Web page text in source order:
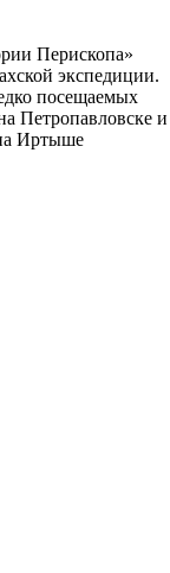
Перископа»
экспедиции.
посещаемых
Петропавловске и
Иртыше